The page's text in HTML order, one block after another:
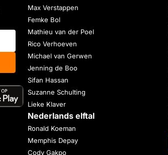
Max Verstappen
Femke Bol
Mathieu van der Poel
Rico Verhoeven
Michael van Gerwen
Jenning de Boo
Sifan Hassan
Suzanne Schulting
Lieke Klaver
Nederlands elftal
Ronald Koeman
Memphis Depay
Cody Gakpo